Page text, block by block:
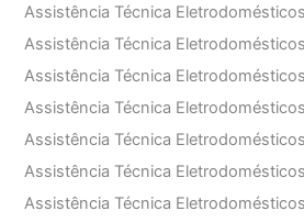
Assistência Técnica
Assistência Técnica
Assistência Técnica
Assistência Técnica
Assistência Técnica
Assistência Técnica
Assistência Técnica